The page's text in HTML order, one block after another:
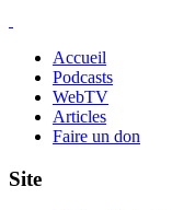
Accueil
Podcasts
WebTV
Articles
Faire un don
Site